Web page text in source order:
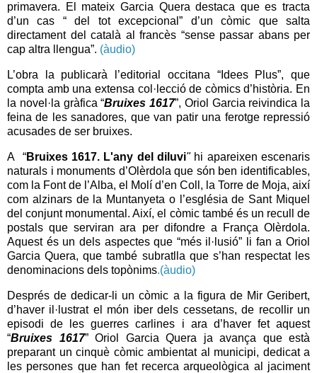
primavera. El mateix Garcia Quera destaca que es tracta
d’un cas “ del tot excepcional” d’un còmic que salta
directament del català al francès “sense passar abans per
cap altra llengua”. (àudio)
L’obra la publicarà l’editorial occitana “Idees Plus”, que
compta amb una extensa col·lecció de còmics d’història. En
la novel·la gràfica “Bruixes 1617”, Oriol Garcia reivindica la
feina de les sanadores, que van patir una ferotge repressió
acusades de ser bruixes.
A “Bruixes 1617. L'any del diluvi" hi apareixen escenaris
naturals i monuments d’Olèrdola que són ben identificables,
com la Font de l’Alba, el Molí d’en Coll, la Torre de Moja, així
com alzinars de la Muntanyeta o l’església de Sant Miquel
del conjunt monumental. Així, el còmic també és un recull de
postals que serviran ara per difondre a França Olèrdola.
Aquest és un dels aspectes que “més il·lusió” li fan a Oriol
Garcia Quera, que també subratlla que s’han respectat les
denominacions dels topònims.(àudio)
Després de dedicar-li un còmic a la figura de Mir Geribert,
d’haver il·lustrat el món iber dels cessetans, de recollir un
episodi de les guerres carlines i ara d’haver fet aquest
“Bruixes 1617” Oriol Garcia Quera ja avança que està
preparant un cinquè còmic ambientat al municipi, dedicat a
les persones que han fet recerca arqueològica al jaciment